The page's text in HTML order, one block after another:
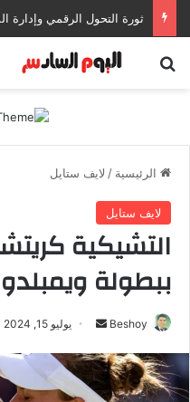
بحث عن
الرئيسية / لايف ستايل
لايف ستايل
التشيكية
ببطولة
Beshoy
س
ل
يوليو 15, 2024